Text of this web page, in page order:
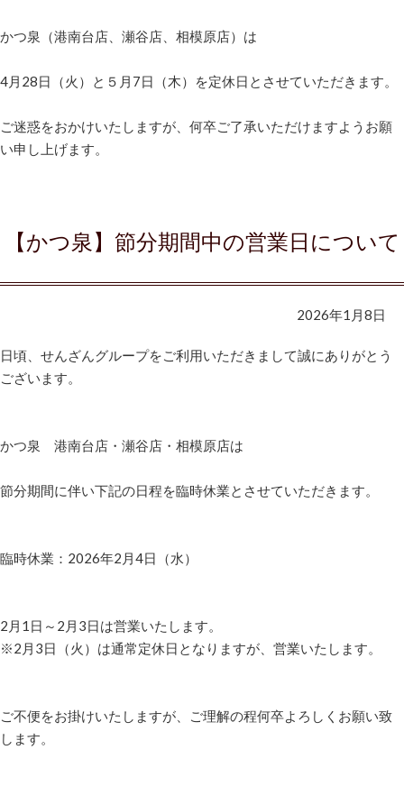
かつ泉（港南台店、瀬谷店、相模原店）は
4月28日（火）と５月7日（木）を定休日とさせていただきます。
ご迷惑をおかけいたしますが、何卒ご了承いただけますようお願
い申し上げます。
【かつ泉】節分期間中の営業日について
2026年1月8日
日頃、せんざんグループをご利用いただきまして誠にありがとう
ございます。
かつ泉 港南台店・瀬谷店・相模原店は
節分期間に伴い下記の日程を臨時休業とさせていただきます。
臨時休業：2026年2月4日（水）
2月1日～2月3日は営業いたします。
※2月3日（火）は通常定休日となりますが、営業いたします。
ご不便をお掛けいたしますが、ご理解の程何卒よろしくお願い致
します。